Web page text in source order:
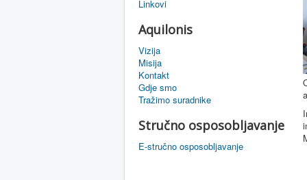
Linkovi
Aquilonis
Vizija
Misija
Kontakt
Gdje smo
Tražimo suradnike
Stručno osposobljavanje
E-stručno osposobljavanje